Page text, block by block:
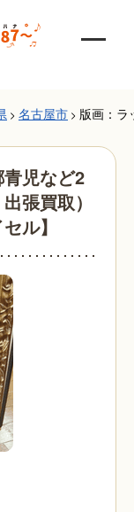
> 名古屋市 > 版画：ラ
児など2
張買取）
ル】